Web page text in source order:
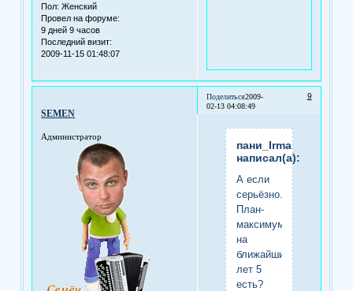
Пол: Женский
Провел на форуме:
9 дней 9 часов
Последний визит:
2009-11-15 01:48:07
Поделиться 9
2009-
02-13 04:08:49
SEMEN
Администратор
пани_Irma
написал(а):
А если
серьёзно.
План-
максимум
на
ближайшие
лет 5
есть?